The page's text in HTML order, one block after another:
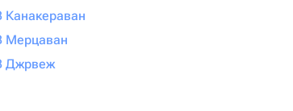
Канакераван
Мерцаван
Джрвеж